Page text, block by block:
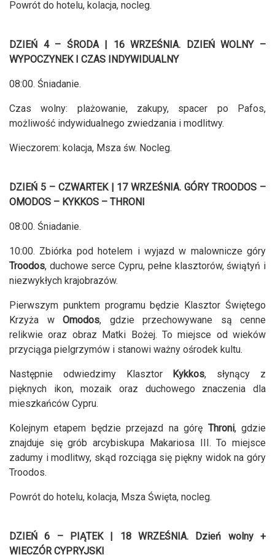
Powrót do hotelu, kolacja, nocleg.
DZIEŃ 4 – ŚRODA | 16 WRZEŚNIA. DZIEŃ WOLNY –
WYPOCZYNEK I CZAS INDYWIDUALNY
08:00. Śniadanie.
Czas wolny: plażowanie, zakupy, spacer po Pafos,
możliwość indywidualnego zwiedzania i modlitwy.
Wieczorem: kolacja, Msza św. Nocleg.
DZIEŃ 5 – CZWARTEK | 17 WRZEŚNIA. GÓRY TROODOS –
OMODOS – KYKKOS – THRONI
08:00. Śniadanie.
10:00. Zbiórka pod hotelem i wyjazd w malownicze góry
Troodos, duchowe serce Cypru, pełne klasztorów, świątyń i
niezwykłych krajobrazów.
Pierwszym punktem programu będzie Klasztor Świętego
Krzyża w Omodos, gdzie przechowywane są cenne
relikwie oraz obraz Matki Bożej. To miejsce od wieków
przyciąga pielgrzymów i stanowi ważny ośrodek kultu.
Następnie odwiedzimy Klasztor Kykkos, słynący z
pięknych ikon, mozaik oraz duchowego znaczenia dla
mieszkańców Cypru.
Kolejnym etapem będzie przejazd na górę Throni, gdzie
znajduje się grób arcybiskupa Makariosa III. To miejsce
zadumy i modlitwy, skąd rozciąga się piękny widok na góry
Troodos.
Powrót do hotelu, kolacja, Msza Święta, nocleg.
DZIEŃ 6 – PIĄTEK | 18 WRZEŚNIA. Dzień wolny +
WIECZÓR CYPRYJSKI